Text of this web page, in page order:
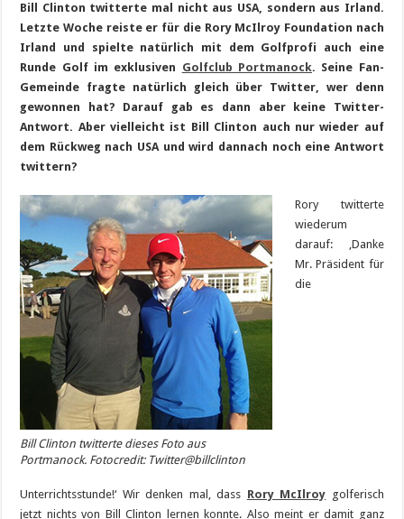
Bill Clinton twitterte mal nicht aus USA, sondern aus Irland.
Letzte Woche reiste er für die Rory McIlroy Foundation nach
Irland und spielte natürlich mit dem Golfprofi auch eine
Runde Golf im exklusiven Golfclub Portmanock. Seine Fan-
Gemeinde fragte natürlich gleich über Twitter, wer denn
gewonnen hat? Darauf gab es dann aber keine Twitter-
Antwort. Aber vielleicht ist Bill Clinton auch nur wieder auf
dem Rückweg nach USA und wird dannach noch eine Antwort
twittern?
Bill Clinton twitterte dieses Foto aus
Portmanock. Fotocredit: Twitter@billclinton
Rory twitterte
wiederum
darauf: ‚Danke
Mr. Präsident für
die
Unterrichtsstunde!‘ Wir denken mal, dass Rory McIlroy golferisch
jetzt nichts von Bill Clinton lernen konnte. Also meint er damit ganz